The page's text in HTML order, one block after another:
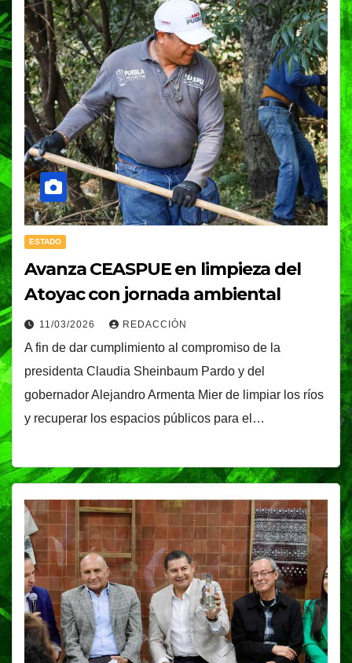
ESTADO
Avanza CEASPUE en limpieza del
Atoyac con jornada ambiental
11/03/2026 REDACCIÓN
A fin de dar cumplimiento al compromiso de la
presidenta Claudia Sheinbaum Pardo y del
gobernador Alejandro Armenta Mier de limpiar los ríos
y recuperar los espacios públicos para el…